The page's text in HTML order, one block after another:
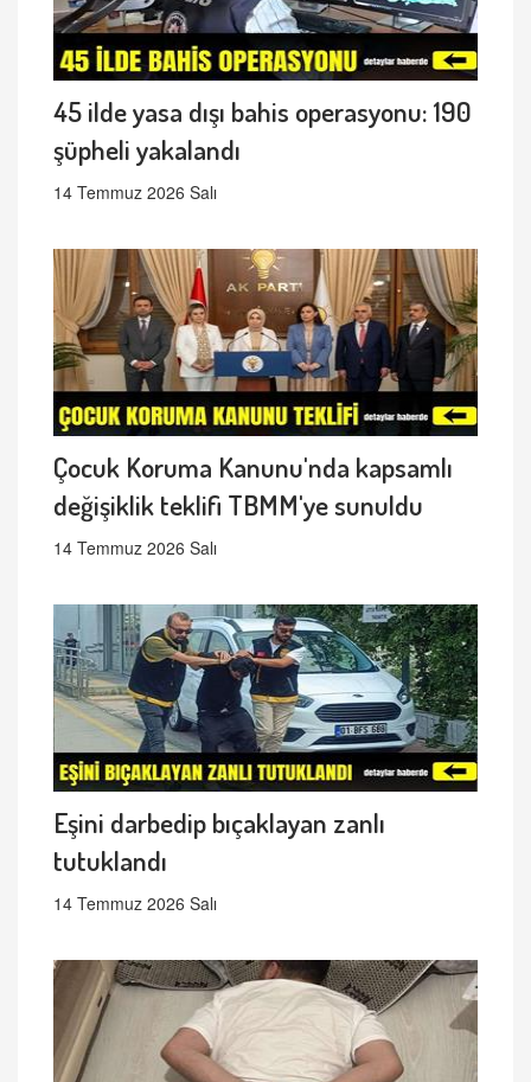
45 ilde yasa dışı bahis operasyonu: 190
şüpheli yakalandı
14 Temmuz 2026 Salı
Çocuk Koruma Kanunu'nda kapsamlı
değişiklik teklifi TBMM'ye sunuldu
14 Temmuz 2026 Salı
Eşini darbedip bıçaklayan zanlı
tutuklandı
14 Temmuz 2026 Salı